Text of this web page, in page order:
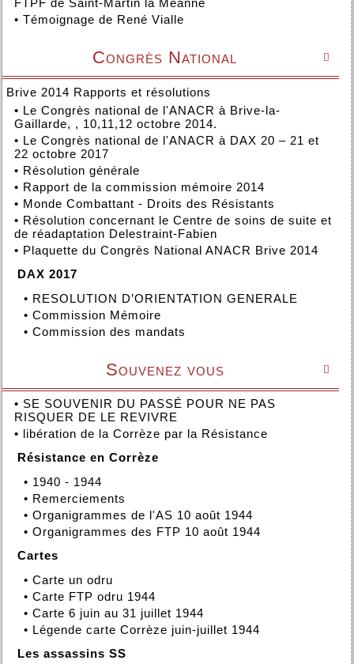
• Témoignage de René Vialle

Congrès National
Brive 2014 Rapports et résolutions
• Le Congrès national de l'ANACR à Brive-la-
Gaillarde, , 10,11,12 octobre 2014.
• Le Congrès national de l'ANACR à DAX 20 – 21 et
22 octobre 2017
• Résolution générale
• Rapport de la commission mémoire 2014
• Monde Combattant - Droits des Résistants
• Résolution concernant le Centre de soins de suite et
de réadaptation Delestraint-Fabien
• Plaquette du Congrès National ANACR Brive 2014
DAX 2017
• RESOLUTION D’ORIENTATION GENERALE
• Commission Mémoire
• Commission des mandats

Souvenez vous
• SE SOUVENIR DU PASSÉ POUR NE PAS
RISQUER DE LE REVIVRE
• libération de la Corrèze par la Résistance
Résistance en Corrèze
• 1940 - 1944
• Remerciements
• Organigrammes de l'AS 10 août 1944
• Organigrammes des FTP 10 août 1944
Cartes
• Carte un odru
• Carte FTP odru 1944
• Carte 6 juin au 31 juillet 1944
• Légende carte Corrèze juin-juillet 1944
Les assassins SS